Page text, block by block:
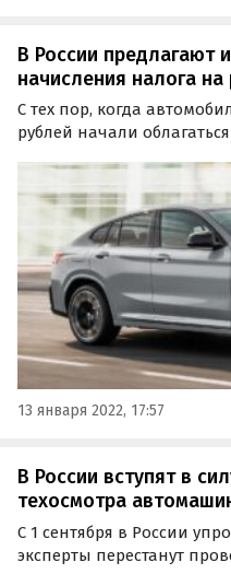
В России предлагают
начисления налога
С тех пор, когда
рублей начали
13 января 2022, 17:57
В России вступят в
техосмотра
С 1 сентября в России
эксперты перестанут